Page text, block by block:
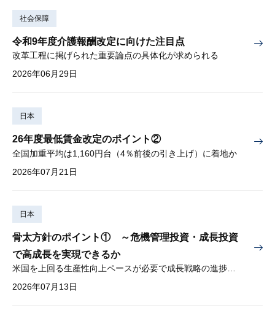
社会保障
令和9年度介護報酬改定に向けた注目点
改革工程に掲げられた重要論点の具体化が求められる
2026年06月29日
日本
26年度最低賃金改定のポイント②
全国加重平均は1,160円台（4％前後の引き上げ）に着地か
2026年07月21日
日本
骨太方針のポイント① ～危機管理投資・成長投資
で高成長を実現できるか
米国を上回る生産性向上ペースが必要で成長戦略の進捗管理も課題
2026年07月13日